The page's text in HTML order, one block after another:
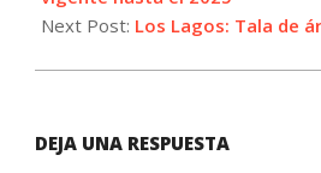
Next Post: Los Lagos: Tala de
DEJA UNA RESPUESTA